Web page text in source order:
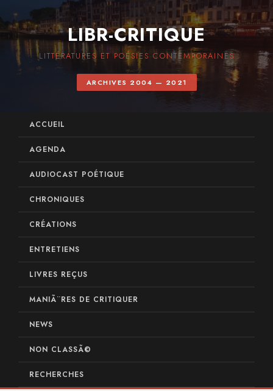
LIBR-CRITIQUE
LITTÉRATURES ET POÉSIES CONTEMPORAINES
ARCHIVES 2004 — 2021
ACCUEIL
AGENDA
AUDIOCAST POÉTIQUE
CHRONIQUES
CRÉATIONS
ENTRETIENS
LIVRES REÇUS
MANIÃ¨RES DE CRITIQUER
NEWS
NON CLASSÃ©
RECHERCHES